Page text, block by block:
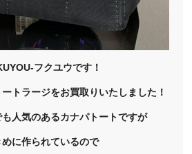
フクユウです！
トラージをお買取りいたしました！
人気のあるカナパトートですが
に作られているので